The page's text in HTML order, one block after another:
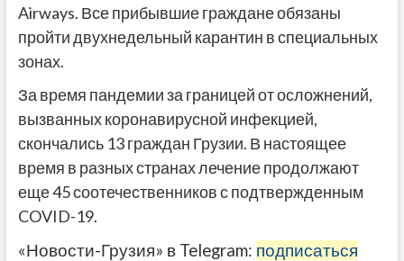
Airways. Все прибывшие граждане обязаны
пройти двухнедельный карантин в специальных
зонах.
За время пандемии за границей от осложнений,
вызванных коронавирусной инфекцией,
скончались 13 граждан Грузии. В настоящее
время в разных странах лечение продолжают
еще 45 соотечественников с подтвержденным
COVID-19.
«Новости-Грузия» в Telegram: подписаться